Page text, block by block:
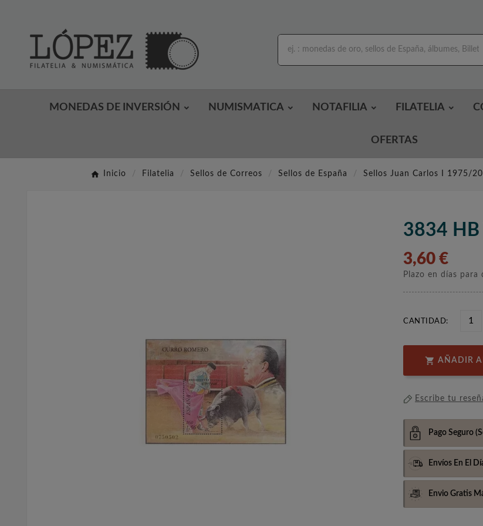
MONEDAS DE INVERSIÓN NUMISMATICA NOTAFILIA FILATELIA
OFERTAS
Inicio Filatelia Sellos de Correos Sellos de España Sellos Juan Carlos I 1975/
3834 HB
3,60 €
Plazo en días para
CANTIDAD:
 AÑADIR
Escribe tu
Pago Seguro
Envíos En El
Envio Gratis